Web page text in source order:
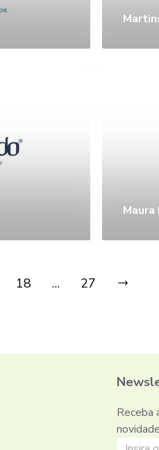
18 … 27
Receba